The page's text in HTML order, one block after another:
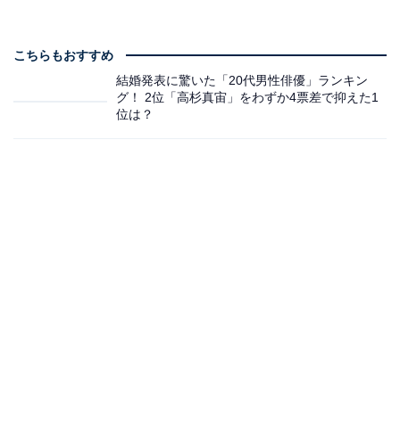
こちらもおすすめ
結婚発表に驚いた「20代男性俳優」ランキン
グ！ 2位「高杉真宙」をわずか4票差で抑えた1
位は？